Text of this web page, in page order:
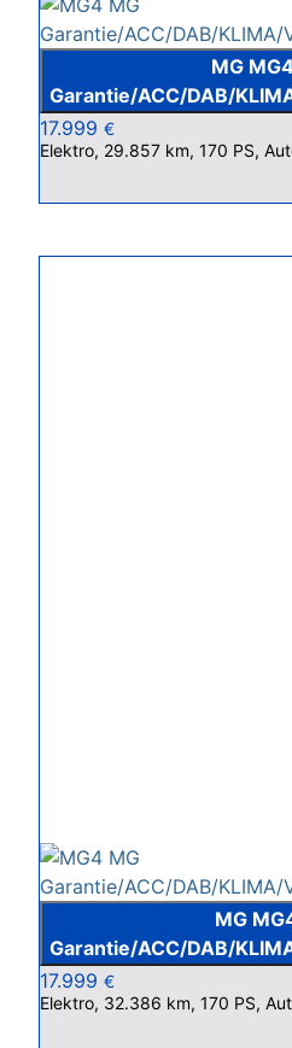
MG
Garantie/ACC/DAB/
17.999 €
Elektro, 29.857 km, 170 PS,
MG
Garantie/ACC/DAB/
17.999 €
Elektro, 32.386 km, 170 PS,